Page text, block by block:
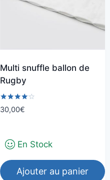
Multi snuffle ballon de
Rugby
Note
4.00
30,00€
En Stock
Ajouter au panier